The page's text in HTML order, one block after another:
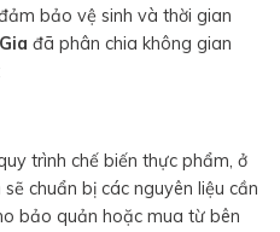
bảo vệ sinh và thời gian
đã phân chia không gian
trình chế biến thực phẩm, ở
chuẩn bị các nguyên liệu cần
bảo quản hoặc mua từ bên